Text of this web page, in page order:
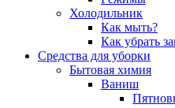
Холодильник
Как мыть?
Как убрать
Средства для уборки
Бытовая химия
Ваниш